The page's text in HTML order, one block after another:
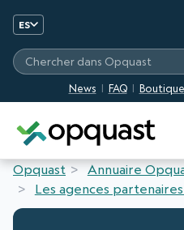
ES
News FAQ Boutique
Chercher dans
Opquast
Annuaire
Les agences